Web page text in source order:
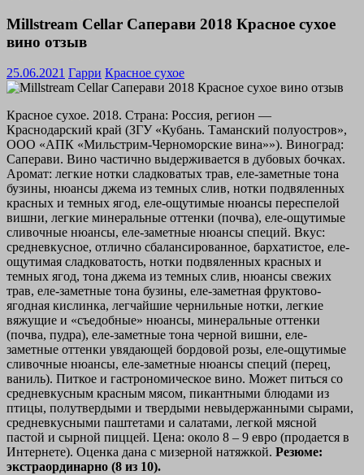
Millstream Cellar Саперави 2018 Красное сухое
вино отзыв
25.06.2021 Гарри Красное сухое
Красное сухое. 2018. Страна: Россия, регион —
Краснодарский край (ЗГУ «Кубань. Таманский полуостров»,
ООО «АПК «Мильстрим-Черноморские вина»»). Виноград:
Саперави. Вино частично выдерживается в дубовых бочках.
Аромат: легкие нотки сладковатых трав, еле-заметные тона
бузины, нюансы джема из темных слив, нотки подвяленных
красных и темных ягод, еле-ощутимые нюансы переспелой
вишни, легкие минеральные оттенки (почва), еле-ощутимые
сливочные нюансы, еле-заметные нюансы специй. Вкус:
средневкусное, отлично сбалансированное, бархатистое, еле-
ощутимая сладковатость, нотки подвяленных красных и
темных ягод, тона джема из темных слив, нюансы свежих
трав, еле-заметные тона бузины, еле-заметная фруктово-
ягодная кислинка, легчайшие чернильные нотки, легкие
вяжущие и «съедобные» нюансы, минеральные оттенки
(почва, пудра), еле-заметные тона черной вишни, еле-
заметные оттенки увядающей бордовой розы, еле-ощутимые
сливочные нюансы, еле-заметные нюансы специй (перец,
ваниль). Питкое и гастрономическое вино. Может питься со
средневкусным красным мясом, пикантными блюдами из
птицы, полутвердыми и твердыми невыдержанными сырами,
средневкусными паштетами и салатами, легкой мясной
пастой и сырной пиццей. Цена: около 8 – 9 евро (продается в
Интернете). Оценка дана с мизерной натяжкой. Резюме:
экстраординарно (8 из 10).